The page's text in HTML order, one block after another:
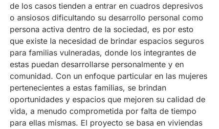
de los casos tienden a entrar en cuadros depresivos
o ansiosos dificultando su desarrollo personal como
persona activa dentro de la sociedad, es por esto
que existe la necesidad de brindar espacios seguros
para familias vulneradas, donde los integrantes de
estas puedan desarrollarse personalmente y en
comunidad. Con un enfoque particular en las mujeres
pertenecientes a estas familias, se brindan
oportunidades y espacios que mejoren su calidad de
vida, a menudo comprometida por falta de tiempo
para ellas mismas. El proyecto se basa en viviendas